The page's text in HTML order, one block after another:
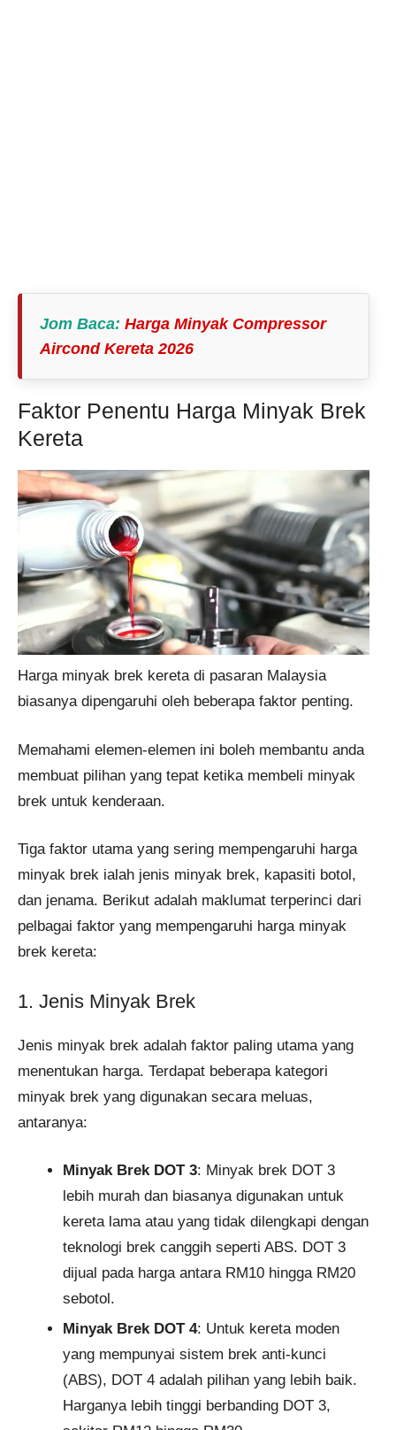
Jom Baca: Harga Minyak Compressor
Aircond Kereta 2026
Faktor Penentu Harga Minyak Brek
Kereta
Harga minyak brek kereta di pasaran Malaysia
biasanya dipengaruhi oleh beberapa faktor penting.
Memahami elemen-elemen ini boleh membantu anda
membuat pilihan yang tepat ketika membeli minyak
brek untuk kenderaan.
Tiga faktor utama yang sering mempengaruhi harga
minyak brek ialah jenis minyak brek, kapasiti botol,
dan jenama. Berikut adalah maklumat terperinci dari
pelbagai faktor yang mempengaruhi harga minyak
brek kereta:
1. Jenis Minyak Brek
Jenis minyak brek adalah faktor paling utama yang
menentukan harga. Terdapat beberapa kategori
minyak brek yang digunakan secara meluas,
antaranya:
Minyak Brek DOT 3: Minyak brek DOT 3
lebih murah dan biasanya digunakan untuk
kereta lama atau yang tidak dilengkapi dengan
teknologi brek canggih seperti ABS. DOT 3
dijual pada harga antara RM10 hingga RM20
sebotol​.
Minyak Brek DOT 4: Untuk kereta moden
yang mempunyai sistem brek anti-kunci
(ABS), DOT 4 adalah pilihan yang lebih baik.
Harganya lebih tinggi berbanding DOT 3,